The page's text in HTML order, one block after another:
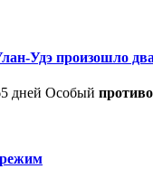
Удэ произошло
дней Особый